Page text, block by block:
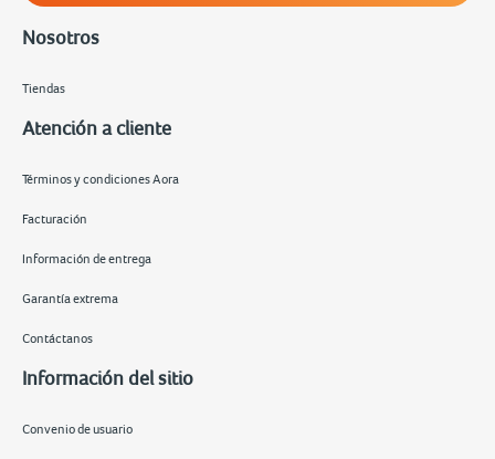
Nosotros
Tiendas
Atención a cliente
Términos y condiciones Aora
Facturación
Información de entrega
Garantía extrema
Contáctanos
Información del sitio
Convenio de usuario